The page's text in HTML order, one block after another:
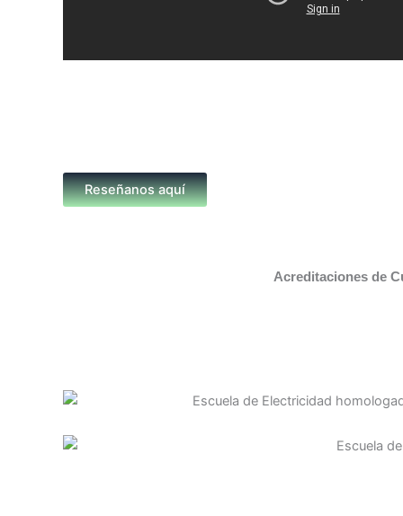
Reseñanos aquí
Acreditaciones de